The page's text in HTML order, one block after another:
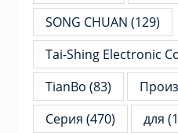
SONG CHUAN (129)
Tai-Shing Electronic
TianBo (83)
Серия (470) для